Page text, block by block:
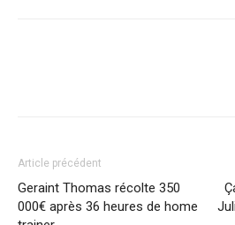
Article précédent
Geraint Thomas récolte 350
000€ après 36 heures de home